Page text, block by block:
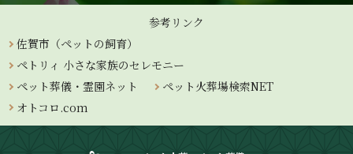
参考リンク
佐賀市（ペットの飼育）
ペトリィ 小さな家族のセレモニー
ペット葬儀・霊園ネット
ペット火葬場検索NET
オトコロ.com